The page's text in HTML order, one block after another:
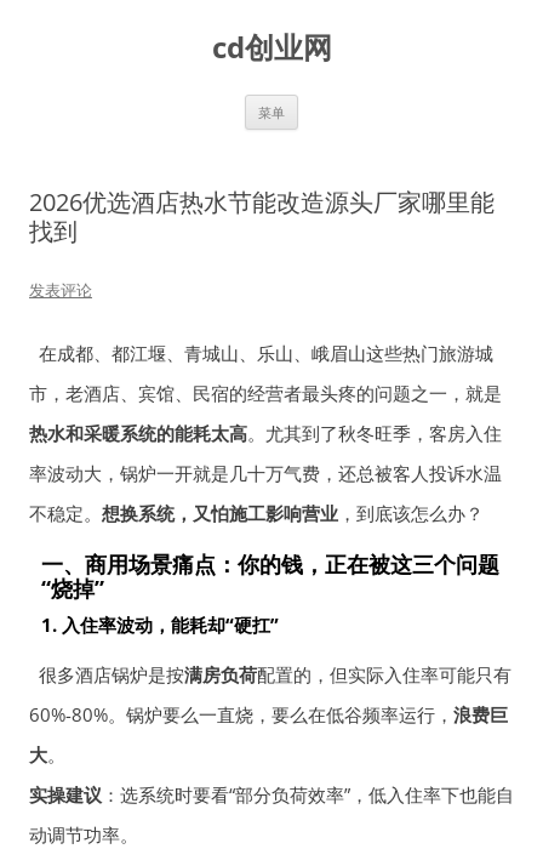
cd创业网
菜单
2026优选酒店热水节能改造源头厂家哪里能
找到
发表评论
在成都、都江堰、青城山、乐山、峨眉山这些热门旅游城
市，老酒店、宾馆、民宿的经营者最头疼的问题之一，就是
热水和采暖系统的能耗太高。尤其到了秋冬旺季，客房入住
率波动大，锅炉一开就是几十万气费，还总被客人投诉水温
不稳定。 想换系统，又怕施工影响营业 ，到底该怎么办？
一、商用场景痛点：你的钱，正在被这三个问题
“烧掉”
1. 入住率波动，能耗却“硬扛”
很多酒店锅炉是按满房负荷配置的，但实际入住率可能只有
60%-80%。锅炉要么一直烧，要么在低谷频率运行， 浪费巨
大。
实操建议 ：选系统时要看“部分负荷效率”，低入住率下也能自
动调节功率。